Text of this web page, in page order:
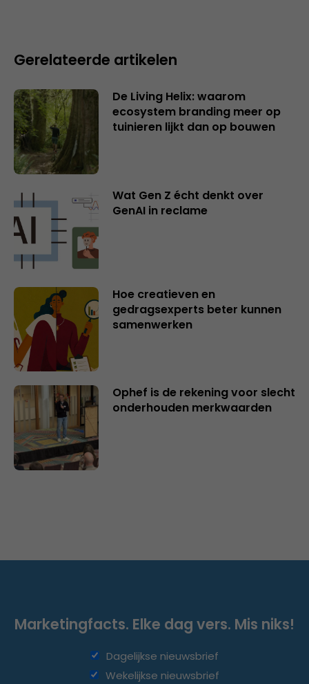
Gerelateerde artikelen
De Living Helix: waarom
ecosystem branding meer op
tuinieren lijkt dan op bouwen
Wat Gen Z écht denkt over
GenAI in reclame
Hoe creatieven en
gedragsexperts beter kunnen
samenwerken
Ophef is de rekening voor slecht
onderhouden merkwaarden
Marketingfacts. Elke dag vers. Mis niks!
Dagelijkse nieuwsbrief
Wekelijkse nieuwsbrief